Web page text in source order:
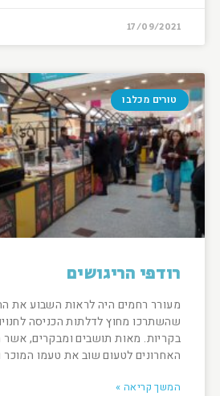
17/09/2021
טורים מכלבו
רודפי הריגושים
מעורר רחמים היה לראות השבוע את
שהשתרכו מחוץ לדלתות הכניסה
בקריות. מאות תושבים ומבקרים,
האחרונים לטעום שוב את טעמו
המשך קריאה »